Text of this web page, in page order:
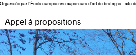
Organisée par l’École européenne supérieure d'art de bretagne - site
Appel à propositions